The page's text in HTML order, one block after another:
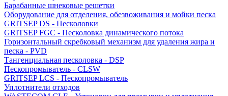
Барабанные шнековые решетки
Оборудование для отделения, обезвоживания и мойки песка
GRITSEP DS - Песколовки
GRITSEP FGC - Песколовка динамического потока
Горизонтальный скребковый механизм для удаления жира и
песка - PVD
Тангенциальная песколовка - DSP
Пескопромыватель - CLSW
GRITSEP LCS - Пескопромыватель
Уплотнители отходов